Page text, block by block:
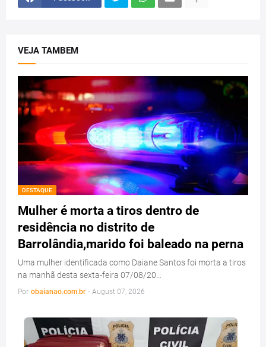
VEJA TAMBEM
DESTAQUE
Mulher é morta a tiros dentro de
residência no distrito de
Barrolândia,marido foi baleado na perna
Uma mulher identificada como Daiane Santos foi morta a tiros
na manhã desta sexta-feira 07/08/20…
Por obaianao.com.br - August 07, 2026